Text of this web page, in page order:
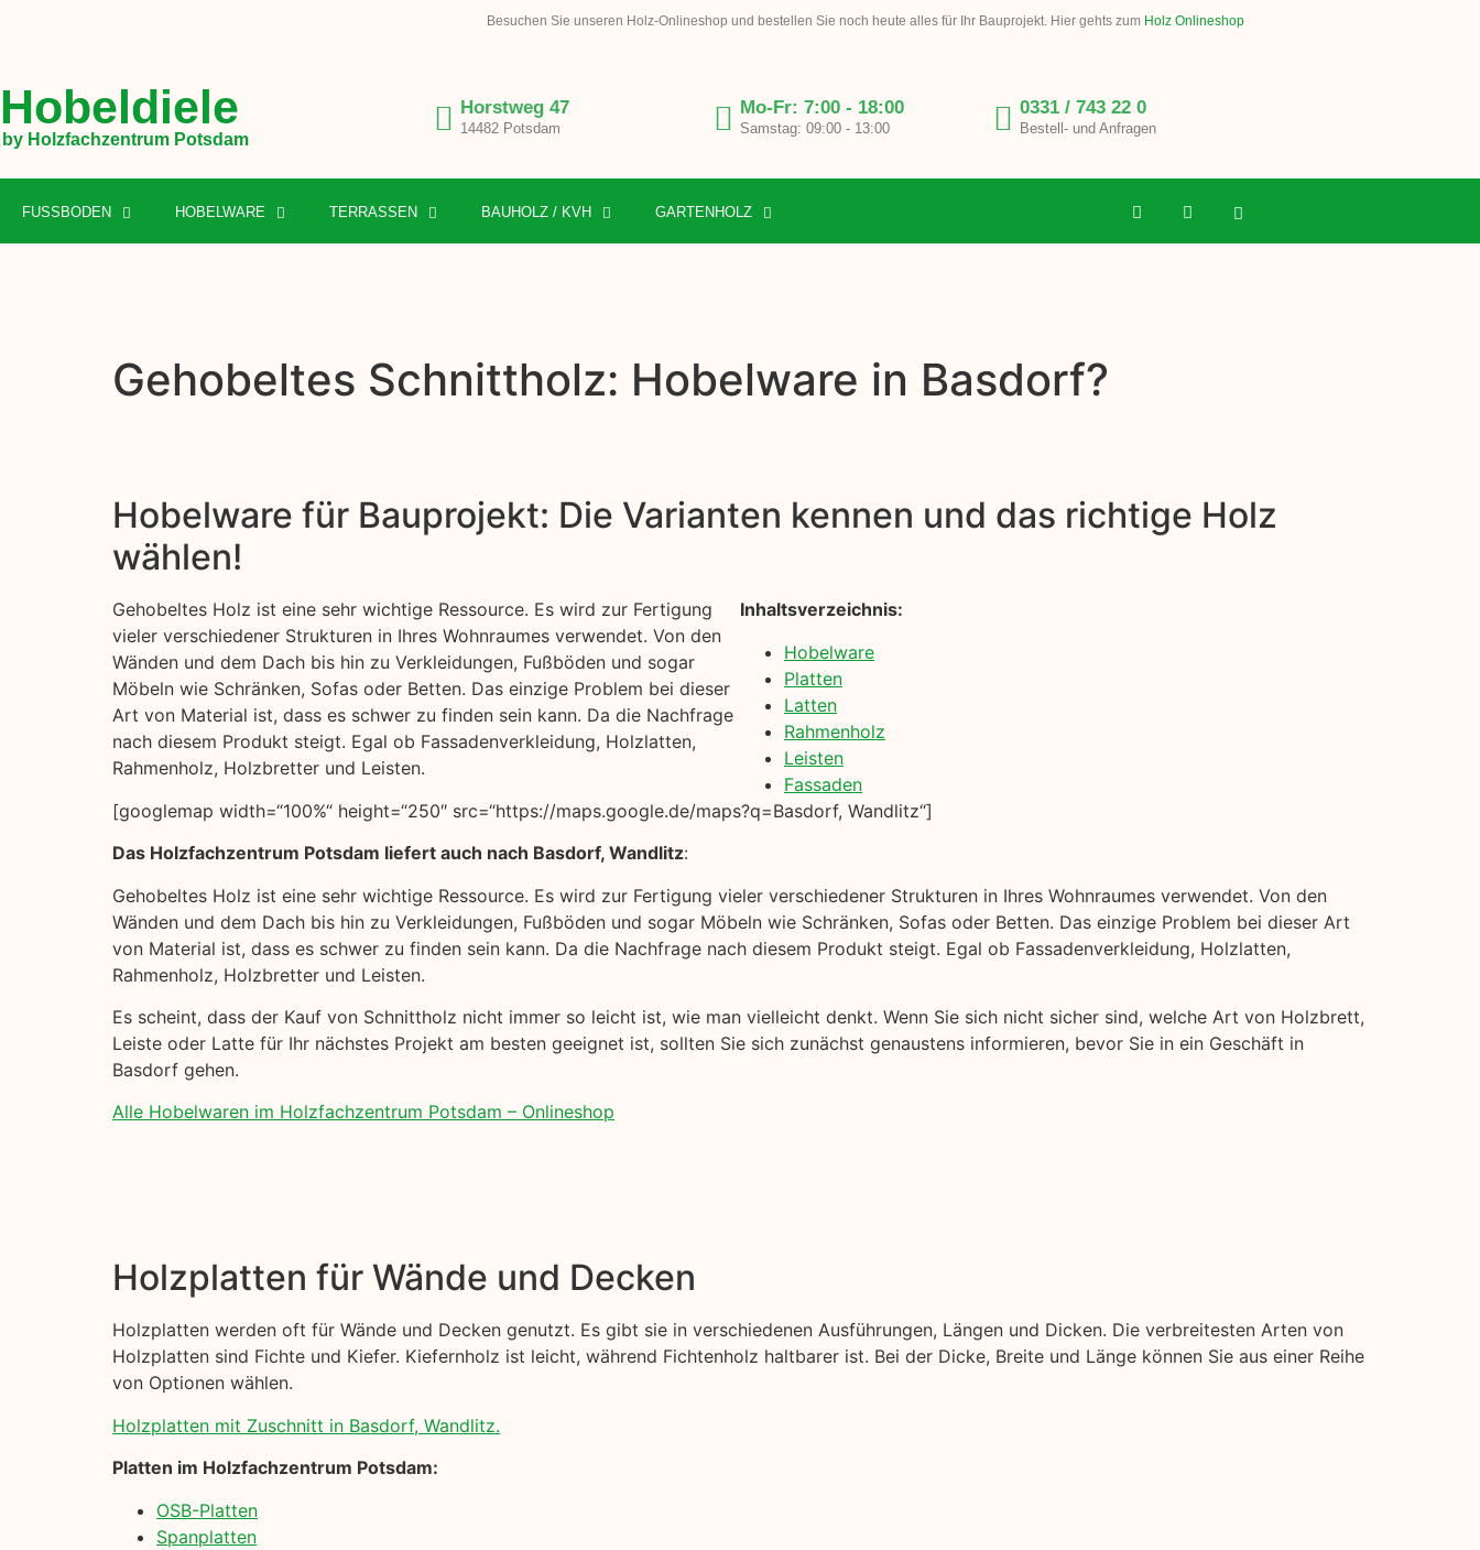
Besuchen Sie unseren Holz-Onlineshop und bestellen Sie noch heute alles für Ihr Bauprojekt. Hier gehts zum Holz Onlineshop
Hobeldiele
by Holzfachzentrum Potsdam
Horstweg 47
14482 Potsdam
Mo-Fr: 7:00 - 18:00
Samstag: 09:00 - 13:00
0331 / 743 22 0
Bestell- und Anfragen
FUSSBODEN HOBELWARE TERRASSEN BAUHOLZ / KVH GARTENHOLZ
Gehobeltes Schnittholz: Hobelware in Basdorf?
Hobelware für Bauprojekt: Die Varianten kennen und das richtige Holz
wählen!
Gehobeltes Holz ist eine sehr wichtige Ressource. Es wird zur Fertigung
vieler verschiedener Strukturen in Ihres Wohnraumes verwendet. Von den
Wänden und dem Dach bis hin zu Verkleidungen, Fußböden und sogar
Möbeln wie Schränken, Sofas oder Betten. Das einzige Problem bei dieser
Art von Material ist, dass es schwer zu finden sein kann. Da die Nachfrage
nach diesem Produkt steigt. Egal ob Fassadenverkleidung, Holzlatten,
Rahmenholz, Holzbretter und Leisten.
Inhaltsverzeichnis:
Hobelware
Platten
Latten
Rahmenholz
Leisten
Fassaden
[googlemap width=“100%“ height=“250″ src=“https://maps.google.de/maps?q=Basdorf, Wandlitz“]
Das Holzfachzentrum Potsdam liefert auch nach Basdorf, Wandlitz:
Gehobeltes Holz ist eine sehr wichtige Ressource. Es wird zur Fertigung vieler verschiedener Strukturen in Ihres Wohnraumes verwendet. Von den
Wänden und dem Dach bis hin zu Verkleidungen, Fußböden und sogar Möbeln wie Schränken, Sofas oder Betten. Das einzige Problem bei dieser Art
von Material ist, dass es schwer zu finden sein kann. Da die Nachfrage nach diesem Produkt steigt. Egal ob Fassadenverkleidung, Holzlatten,
Rahmenholz, Holzbretter und Leisten.
Es scheint, dass der Kauf von Schnittholz nicht immer so leicht ist, wie man vielleicht denkt. Wenn Sie sich nicht sicher sind, welche Art von Holzbrett,
Leiste oder Latte für Ihr nächstes Projekt am besten geeignet ist, sollten Sie sich zunächst genaustens informieren, bevor Sie in ein Geschäft in
Basdorf gehen.
Alle Hobelwaren im Holzfachzentrum Potsdam – Onlineshop
Holzplatten für Wände und Decken
Holzplatten werden oft für Wände und Decken genutzt. Es gibt sie in verschiedenen Ausführungen, Längen und Dicken. Die verbreitesten Arten von
Holzplatten sind Fichte und Kiefer. Kiefernholz ist leicht, während Fichtenholz haltbarer ist. Bei der Dicke, Breite und Länge können Sie aus einer Reihe
von Optionen wählen.
Holzplatten mit Zuschnitt in Basdorf, Wandlitz.
Platten im Holzfachzentrum Potsdam:
OSB-Platten
Spanplatten